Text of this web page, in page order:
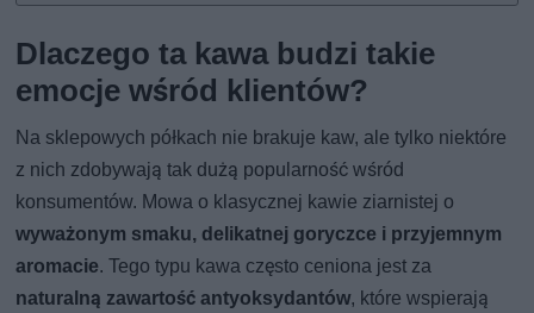
Dlaczego ta kawa budzi takie
emocje wśród klientów?
Na sklepowych półkach nie brakuje kaw, ale tylko niektóre
z nich zdobywają tak dużą popularność wśród
konsumentów. Mowa o klasycznej kawie ziarnistej o
wyważonym smaku, delikatnej goryczce i przyjemnym
aromacie. Tego typu kawa często ceniona jest za
naturalną zawartość antyoksydantów, które wspierają